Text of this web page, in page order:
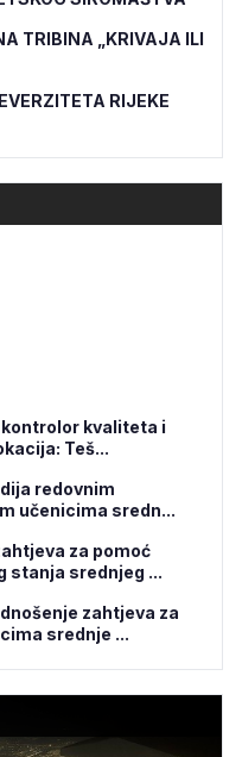
TRIBINA „KRIVAJA ILI
RIJEKE
kontrolor kvaliteta i
Teš...
redovnim
učenicima sredn...
za pomoć
stanja srednjeg ...
zahtjeva za
srednje ...